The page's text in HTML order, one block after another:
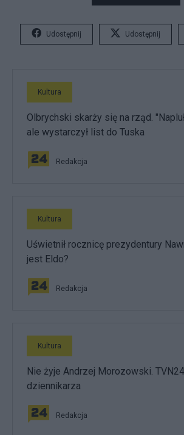
Udostępnij Udostępnij
Kultura
Olbrychski skarży się na rząd.
ale wystarczył list do Tuska
Redakcja
Kultura
Uświetnił rocznicę prezydentury
jest Eldo?
Redakcja
Kultura
Nie żyje Andrzej Morozowski.
dziennikarza
Redakcja